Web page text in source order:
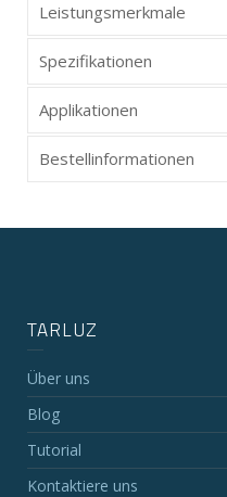
Leistungsmerkmale
Spezifikationen
Applikationen
Bestellinformationen
TARLUZ
Über uns
Blog
Tutorial
Kontaktiere uns